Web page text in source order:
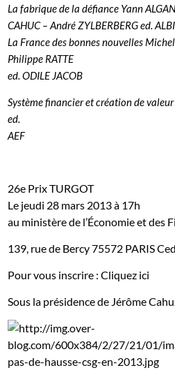
La fabrique de la défiance Yann
CAHUC – André ZYLBERBERG ed.
La France des bonnes nouvelles
Philippe RATTE
ed. ODILE JACOB
Système financier et création de
ed.
AEF
26e Prix TURGOT
Le jeudi 28 mars 2013 à 17h
au ministère de l’Économie et des
139, rue de Bercy 75572 PARIS
Pour vous inscrire :Cliquez ici
Sous la présidence de Jérôme